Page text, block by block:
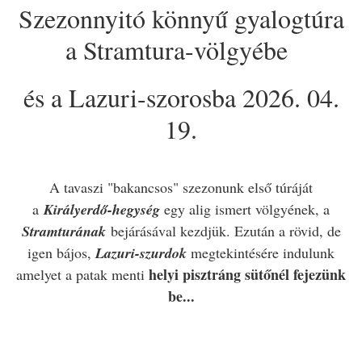
Szezonnyitó könnyű gyalogtúra
a Stramtura-völgyébe
és a Lazuri-szorosba 2026. 04.
19.
A tavaszi "bakancsos" szezonunk első túráját
aKirályerdő-hegység egy alig ismert völgyének, a
Stramturánakbejárásával kezdjük. Ezután a rövid, de
igen bájos,Lazuri-szurdok megtekintésére indulunk
amelyet a patak menti helyi pisztráng sütőnél fejezünk
be...